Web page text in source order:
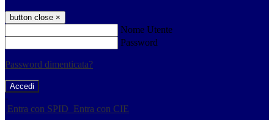
button close ×
Nome Utente
Password
Password dimenticata?
-
Entra con SPID Entra con CIE